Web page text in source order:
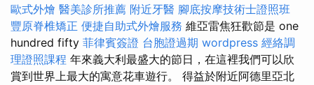
歐式外燴 醫美診所推薦 附近牙醫 腳底按摩技術士證照班
豐原脊椎矯正 便捷自助式外燴服務 維亞雷焦狂歡節是 one
hundred fifty 菲律賓簽證 台胞證過期 wordpress 經絡調
理證照課程 年來義大利最盛大的節日，在這裡我們可以欣
賞到世界上最大的寓意花車遊行。 得益於附近阿德里亞北